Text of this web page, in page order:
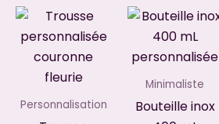
Personnalisation
Minimaliste
Bouteille inox